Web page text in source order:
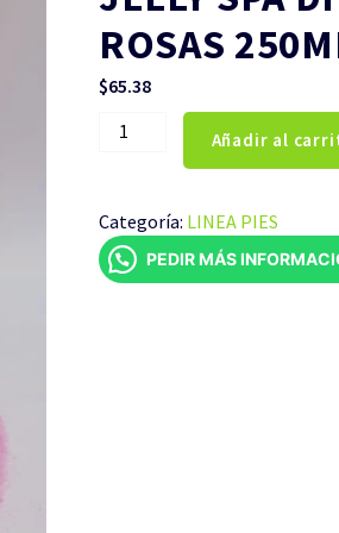
ROSAS
$65.38
JELLY
INCLUIDO
ROSAS
250ML
Añadir al
Categoría: LINEA PIES
PEDIR MÁS